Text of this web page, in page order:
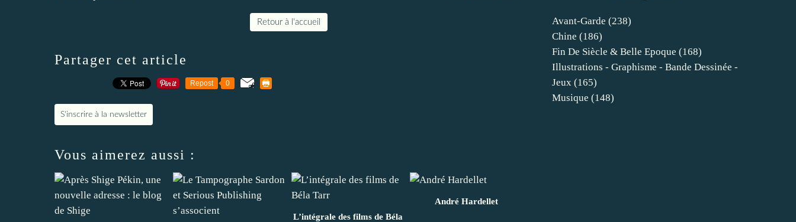
Retour à l'accueil
Partager cet article
Repost 0
S'inscrire à la newsletter
Vous aimerez aussi :
L’intégrale des films de Béla
André Hardellet
Avant-Garde (238)
Chine (186)
Fin De Siècle & Belle Epoque (168)
Illustrations - Graphisme - Bande Dessinée -
Jeux (165)
Musique (148)